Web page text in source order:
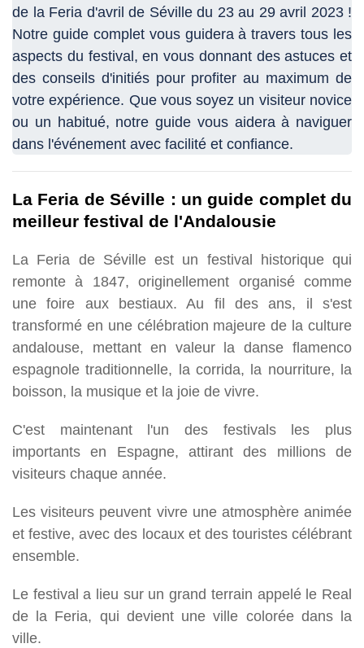
de la Feria d'avril de Séville du 23 au 29 avril 2023 !
Notre guide complet vous guidera à travers tous les
aspects du festival, en vous donnant des astuces et
des conseils d'initiés pour profiter au maximum de
votre expérience. Que vous soyez un visiteur novice
ou un habitué, notre guide vous aidera à naviguer
dans l'événement avec facilité et confiance.
La Feria de Séville : un guide complet du
meilleur festival de l'Andalousie
La Feria de Séville est un festival historique qui
remonte à 1847, originellement organisé comme
une foire aux bestiaux. Au fil des ans, il s'est
transformé en une célébration majeure de la culture
andalouse, mettant en valeur la danse flamenco
espagnole traditionnelle, la corrida, la nourriture, la
boisson, la musique et la joie de vivre.
C'est maintenant l'un des festivals les plus
importants en Espagne, attirant des millions de
visiteurs chaque année.
Les visiteurs peuvent vivre une atmosphère animée
et festive, avec des locaux et des touristes célébrant
ensemble.
Le festival a lieu sur un grand terrain appelé le Real
de la Feria, qui devient une ville colorée dans la
ville.